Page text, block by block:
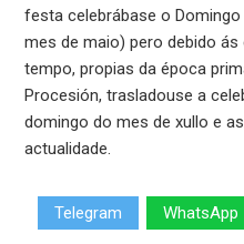
festa celebrábase o
mes de maio) pero debido
tempo, propias da época
Procesión, trasladouse a
domingo do mes de xullo e
actualidade.
Telegram WhatsApp